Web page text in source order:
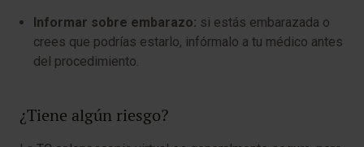
Informar sobre embarazo: si estás embarazada o
crees que podrías estarlo, infórmalo a tu médico antes
del procedimiento.
¿Tiene algún riesgo?